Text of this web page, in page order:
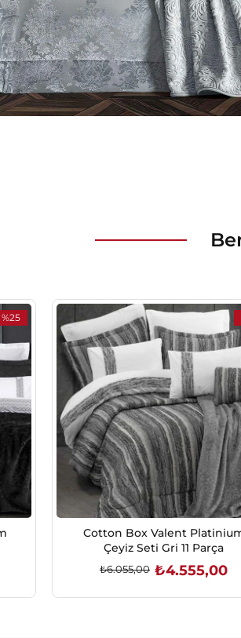
%25
%25İndirim
Cotton Box Valent
Çeyiz Seti Gri 11 Parça
₺4.555,00
₺6.055,00